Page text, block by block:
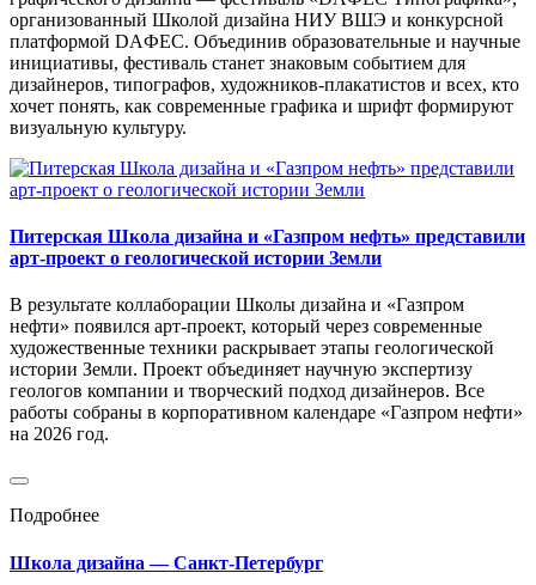
организованный Школой дизайна НИУ ВШЭ и конкурсной
платформой DAФЕС. Объединив образовательные и научные
инициативы, фестиваль станет знаковым событием для
дизайнеров, типографов, художников-плакатистов и всех, кто
хочет понять, как современные графика и шрифт формируют
визуальную культуру.
Питерская Школа дизайна и «Газпром нефть» представили
арт-проект о геологической истории Земли
В результате коллаборации Школы дизайна и «Газпром
нефти» появился арт-проект, который через современные
художественные техники раскрывает этапы геологической
истории Земли. Проект объединяет научную экспертизу
геологов компании и творческий подход дизайнеров. Все
работы собраны в корпоративном календаре «Газпром нефти»
на 2026 год.
Подробнее
Школа дизайна — Санкт-Петербург